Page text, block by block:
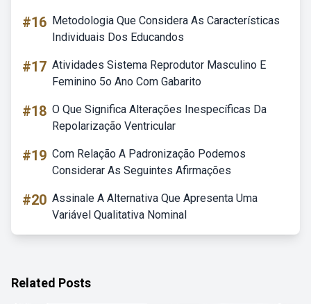
#16 Metodologia Que Considera As Características
Individuais Dos Educandos
#17 Atividades Sistema Reprodutor Masculino E
Feminino 5o Ano Com Gabarito
#18 O Que Significa Alterações Inespecíficas Da
Repolarização Ventricular
#19 Com Relação A Padronização Podemos
Considerar As Seguintes Afirmações
#20 Assinale A Alternativa Que Apresenta Uma
Variável Qualitativa Nominal
Related Posts